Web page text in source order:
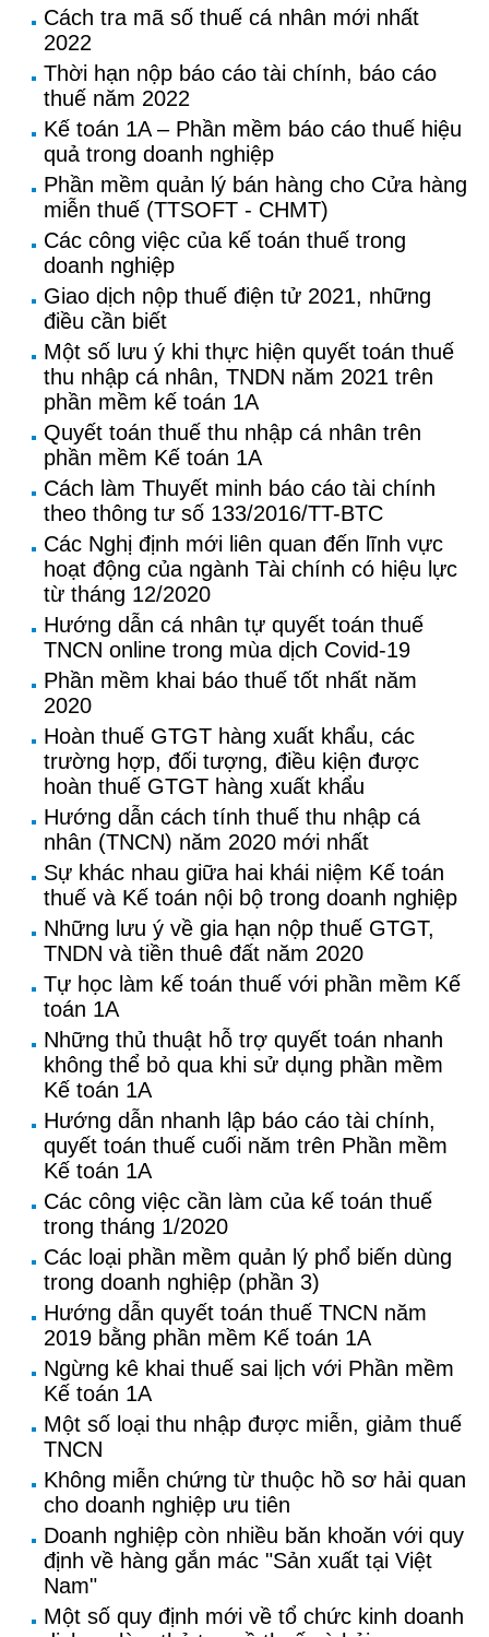
Cách tra mã số thuế cá nhân mới nhất
2022
Thời hạn nộp báo cáo tài chính, báo cáo
thuế năm 2022
Kế toán 1A – Phần mềm báo cáo thuế hiệu
quả trong doanh nghiệp
Phần mềm quản lý bán hàng cho Cửa hàng
miễn thuế (TTSOFT - CHMT)
Các công việc của kế toán thuế trong
doanh nghiệp
Giao dịch nộp thuế điện tử 2021, những
điều cần biết
Một số lưu ý khi thực hiện quyết toán thuế
thu nhập cá nhân, TNDN năm 2021 trên
phần mềm kế toán 1A
Quyết toán thuế thu nhập cá nhân trên
phần mềm Kế toán 1A
Cách làm Thuyết minh báo cáo tài chính
theo thông tư số 133/2016/TT-BTC
Các Nghị định mới liên quan đến lĩnh vực
hoạt động của ngành Tài chính có hiệu lực
từ tháng 12/2020
Hướng dẫn cá nhân tự quyết toán thuế
TNCN online trong mùa dịch Covid-19
Phần mềm khai báo thuế tốt nhất năm
2020
Hoàn thuế GTGT hàng xuất khẩu, các
trường hợp, đối tượng, điều kiện được
hoàn thuế GTGT hàng xuất khẩu
Hướng dẫn cách tính thuế thu nhập cá
nhân (TNCN) năm 2020 mới nhất
Sự khác nhau giữa hai khái niệm Kế toán
thuế và Kế toán nội bộ trong doanh nghiệp
Những lưu ý về gia hạn nộp thuế GTGT,
TNDN và tiền thuê đất năm 2020
Tự học làm kế toán thuế với phần mềm Kế
toán 1A
Những thủ thuật hỗ trợ quyết toán nhanh
không thể bỏ qua khi sử dụng phần mềm
Kế toán 1A
Hướng dẫn nhanh lập báo cáo tài chính,
quyết toán thuế cuối năm trên Phần mềm
Kế toán 1A
Các công việc cần làm của kế toán thuế
trong tháng 1/2020
Các loại phần mềm quản lý phổ biến dùng
trong doanh nghiệp (phần 3)
Hướng dẫn quyết toán thuế TNCN năm
2019 bằng phần mềm Kế toán 1A
Ngừng kê khai thuế sai lịch với Phần mềm
Kế toán 1A
Một số loại thu nhập được miễn, giảm thuế
TNCN
Không miễn chứng từ thuộc hồ sơ hải quan
cho doanh nghiệp ưu tiên
Doanh nghiệp còn nhiều băn khoăn với quy
định về hàng gắn mác "Sản xuất tại Việt
Nam"
Một số quy định mới về tổ chức kinh doanh